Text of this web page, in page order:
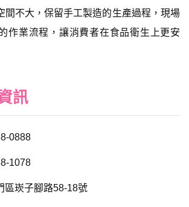
間不大，保留手工製造的生產過程，現場
作業流程，讓消費者在食品衛生上更安
訊
0888
1078
區崁子腳路58-18號